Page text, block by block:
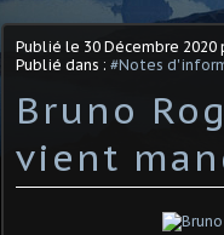
Publié le 30 Décembre 2020
Publié dans : #Notes
Bruno
vient